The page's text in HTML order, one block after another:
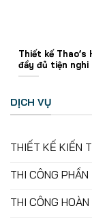
Thiết kế
đầy đủ tiện nghi
DỊCH VỤ
THIẾT KẾ KIẾN
THI CÔNG PHẦN
THI CÔNG